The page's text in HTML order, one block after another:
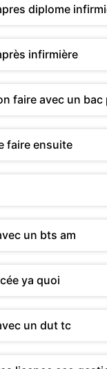
diplome
infirmière
faire avec un bac
faire ensuite
un bts am
ya quoi
un dut tc